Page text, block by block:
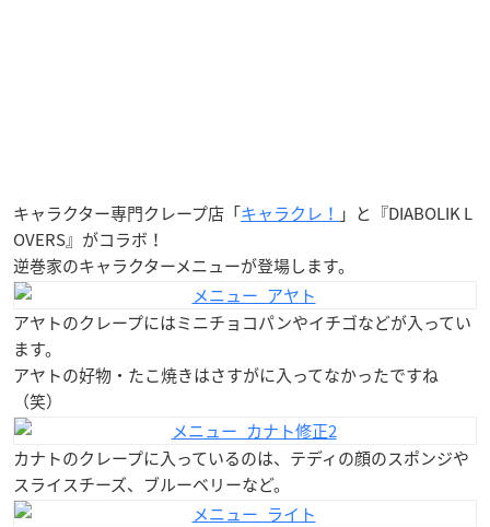
キャラクター専門クレープ店「キャラクレ！ 」と『DIABOLIK L
OVERS』がコラボ！
逆巻家のキャラクターメニューが登場します。
アヤトのクレープにはミニチョコパンやイチゴなどが入ってい
ます。
アヤトの好物・たこ焼きはさすがに入ってなかったですね
（笑）
カナトのクレープに入っているのは、テディの顔のスポンジや
スライスチーズ、ブルーベリーなど。